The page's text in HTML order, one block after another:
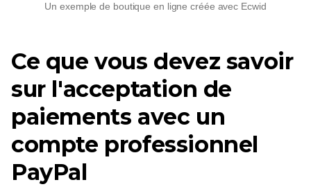
Un exemple de boutique en ligne créée avec Ecwid
Ce que vous devez savoir
sur l'acceptation de
paiements avec un
compte professionnel
PayPal